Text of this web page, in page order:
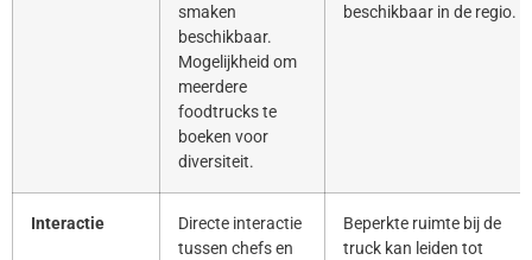
smaken
beschikbaar.
Mogelijkheid om
meerdere
foodtrucks te
boeken voor
diversiteit.
beschikbaar in de regio.
Interactie
Directe interactie
tussen chefs en
Beperkte ruimte bij de
truck kan leiden tot